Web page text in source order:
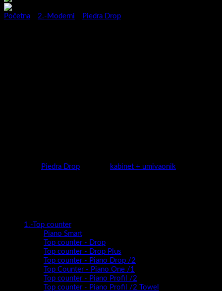
Početna 2.-Moderni Piedra Drop
Piedra Drop kabinet + umivaonik
1.-Top counter
Piano Smart
Top counter - Drop
Top counter - Drop Plus
Top counter - Piano Drop /2
Top Counter - Piano One /1
Top counter - Piano Profil /2
Top counter - Piano Profil /2 Towel